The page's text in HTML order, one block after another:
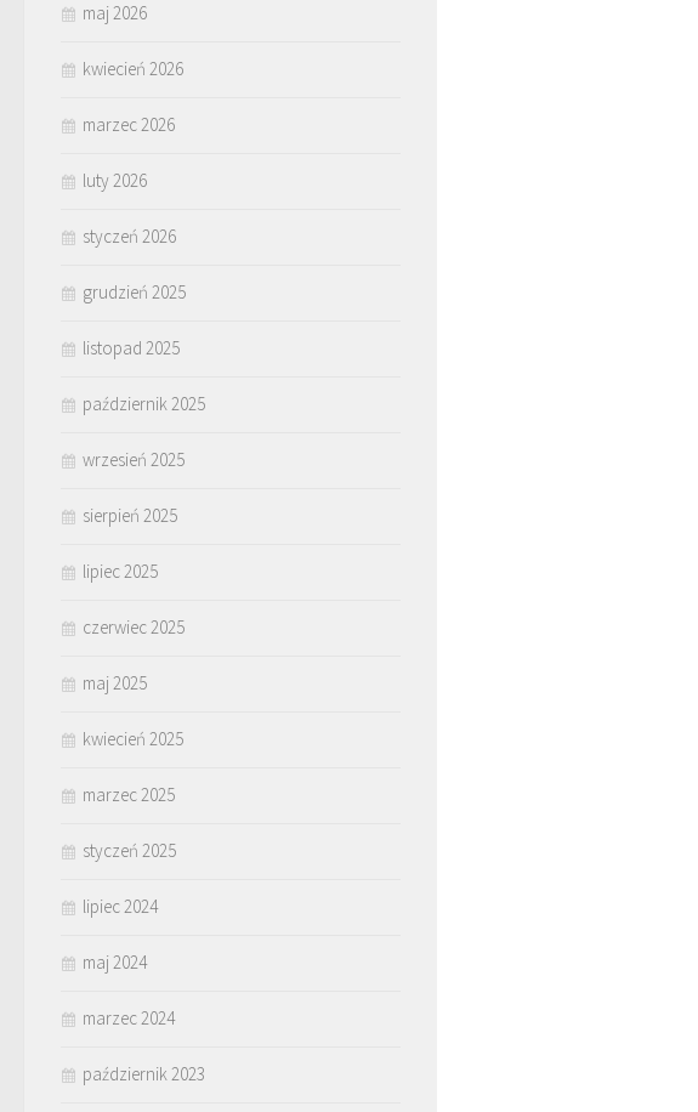
maj 2026
kwiecień 2026
marzec 2026
luty 2026
styczeń 2026
grudzień 2025
listopad 2025
październik 2025
wrzesień 2025
sierpień 2025
lipiec 2025
czerwiec 2025
maj 2025
kwiecień 2025
marzec 2025
styczeń 2025
lipiec 2024
maj 2024
marzec 2024
październik 2023